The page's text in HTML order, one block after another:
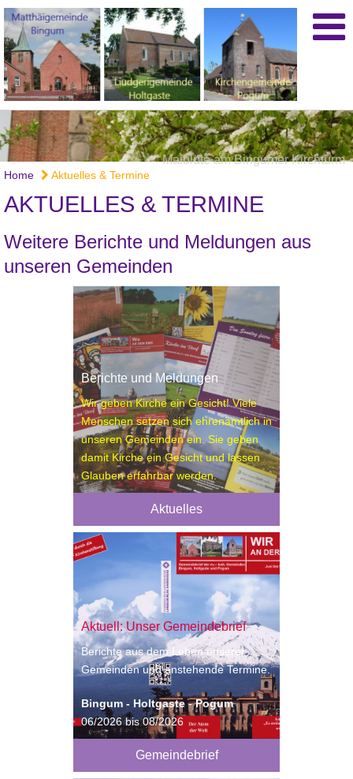
Maiblüte am Bingumer Kirchturm
Home Aktuelles & Termine
AKTUELLES & TERMINE
Weitere Berichte und Meldungen aus
unseren Gemeinden
Berichte und Meldungen
Wir geben Kirche ein Gesicht! Viele
Menschen setzen sich ehrenamtlich in
unseren Gemeinden ein. Sie geben
damit Kirche ein Gesicht und lassen
Glauben erfahrbar werden.
Aktuelles
Aktuell: Unser Gemeindebrief
Berichte aus dem Leben unserer
Gemeinden und anstehende Termine.
Bingum - Holtgaste-Pogum
06/2026 bis 08/2026
Gemeindebrief